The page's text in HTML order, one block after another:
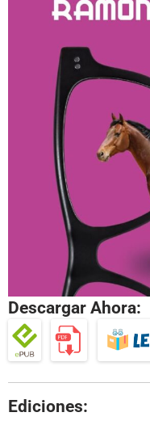
Descargar Ahora:
Ediciones: